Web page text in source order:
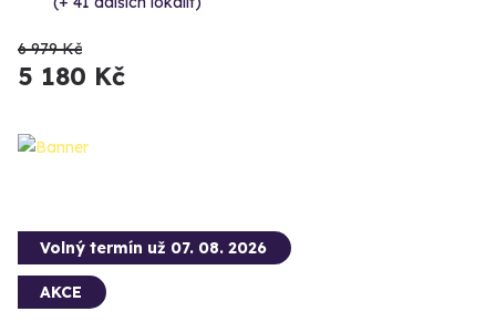
6 979 Kč
5 180 Kč
Volný termín už 07. 08. 2026
AKCE